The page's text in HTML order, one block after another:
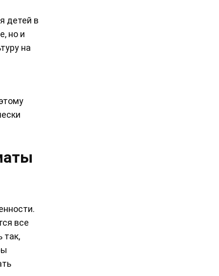
детей в
но и
на
все
так,